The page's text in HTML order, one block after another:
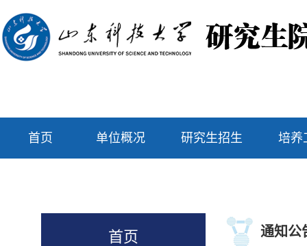
首页 单位概况 研究生招生 培养
首页 通知公